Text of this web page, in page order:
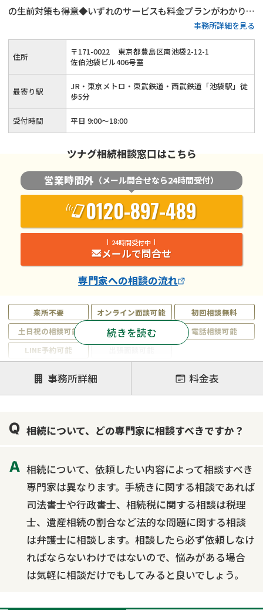
の生前対策も得意◆いずれのサービスも料金プランがわかりや
すい◆豊島区・板橋区・練馬区・北区で相続税申告をするなら
当事務所にご相談ください！15年以上の実務経験がある税理
士が丁寧に対応いたします！
事務所詳細を見る
来所不要 オンライン面談可能
初回相談無料
土日祝の相談可能
19時以降電話可能
電話相談可能
LINE予約可能
注力案件
遺言書作成・遺言執行
相続放棄
相続登記
相続手続き
銀行手続き
家族信託
相続人調査
相続財産調査
不動産評価(相続不動産)
相続トラブル
続きを読む
住所 〒171-0022
東京都豊島区南池袋2-12-1
佐伯池袋ビル406号室
最寄り駅
JR・東京メトロ・東武鉄道・西武鉄道「池袋駅」徒
歩5分
受付時間 平日 9:00～18:00
ツナグ相続相談窓口はこちら
営業時間外 （メール問合せなら24時間受付）
0120-897-489
24時間受付中
メールで問合せ
専門家への相談の流れ
事務所詳細 料金表
相続について、どの専門家に相談すべきですか？
相続について、依頼したい内容によって相談すべき
専門家は異なります。手続きに関する相談であれば
司法書士や行政書士、相続税に関する相談は税理
士、遺産相続の割合など法的な問題に関する相談
は弁護士に相談します。相談したら必ず依頼しなけ
ればならないわけではないので、悩みがある場合
は気軽に相談だけでもしてみると良いでしょう。